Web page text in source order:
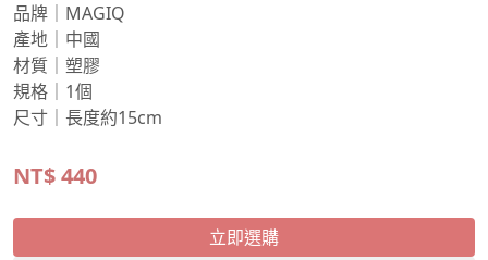
品牌｜MAGIQ
產地｜中國
材質｜塑膠
規格｜1個
尺寸｜長度約15cm
NT$440
立即選購